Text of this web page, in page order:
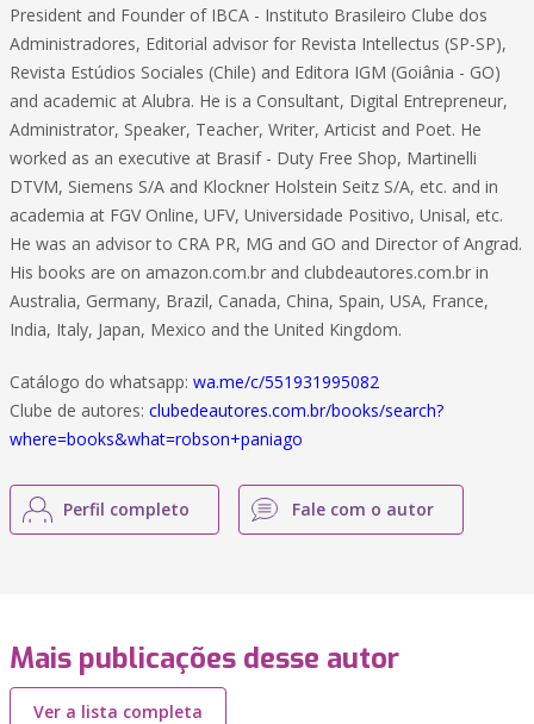
President and Founder of IBCA - Instituto Brasileiro Clube dos
Administradores, Editorial advisor for Revista Intellectus (SP-SP),
Revista Estúdios Sociales (Chile) and Editora IGM (Goiânia - GO)
and academic at Alubra. He is a Consultant, Digital Entrepreneur,
Administrator, Speaker, Teacher, Writer, Articist and Poet. He
worked as an executive at Brasif - Duty Free Shop, Martinelli
DTVM, Siemens S/A and Klockner Holstein Seitz S/A, etc. and in
academia at FGV Online, UFV, Universidade Positivo, Unisal, etc.
He was an advisor to CRA PR, MG and GO and Director of Angrad.
His books are on amazon.com.br and clubdeautores.com.br in
Australia, Germany, Brazil, Canada, China, Spain, USA, France,
India, Italy, Japan, Mexico and the United Kingdom.
Catálogo do whatsapp: wa.me/c/551931995082
Clube de autores: clubedeautores.com.br/books/search?
where=books&what=robson+paniago
Perfil completo Fale com o autor
Mais publicações desse autor
Ver a lista completa